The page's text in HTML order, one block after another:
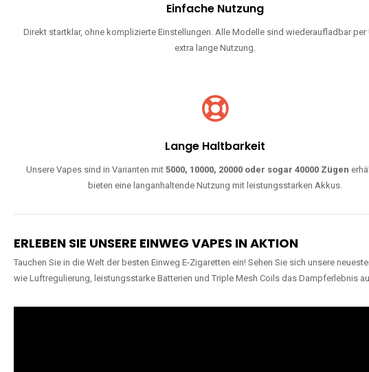
Einfache Nutzung
Direkt startklar, ohne komplizierte Einstellungen. Alle Modelle sind wiederaufladbar per
extra lange Nutzung.
Lange Haltbarkeit
Unsere Vapes sind in Varianten mit5000, 10000, 20000 oder sogar 40000 Zügen
bieten eine langanhaltende Nutzung mit leistungsstarken Akkus.
ERLEBEN SIE UNSERE EINWEG VAPES IN AKTION
Tauchen Sie in die Welt der besten Einweg E-Zigaretten ein! Sehen Sie sich unsere
wie Luftregulierung, leistungsstarke Batterien und Triple Mesh Coils das Dampferlebnis